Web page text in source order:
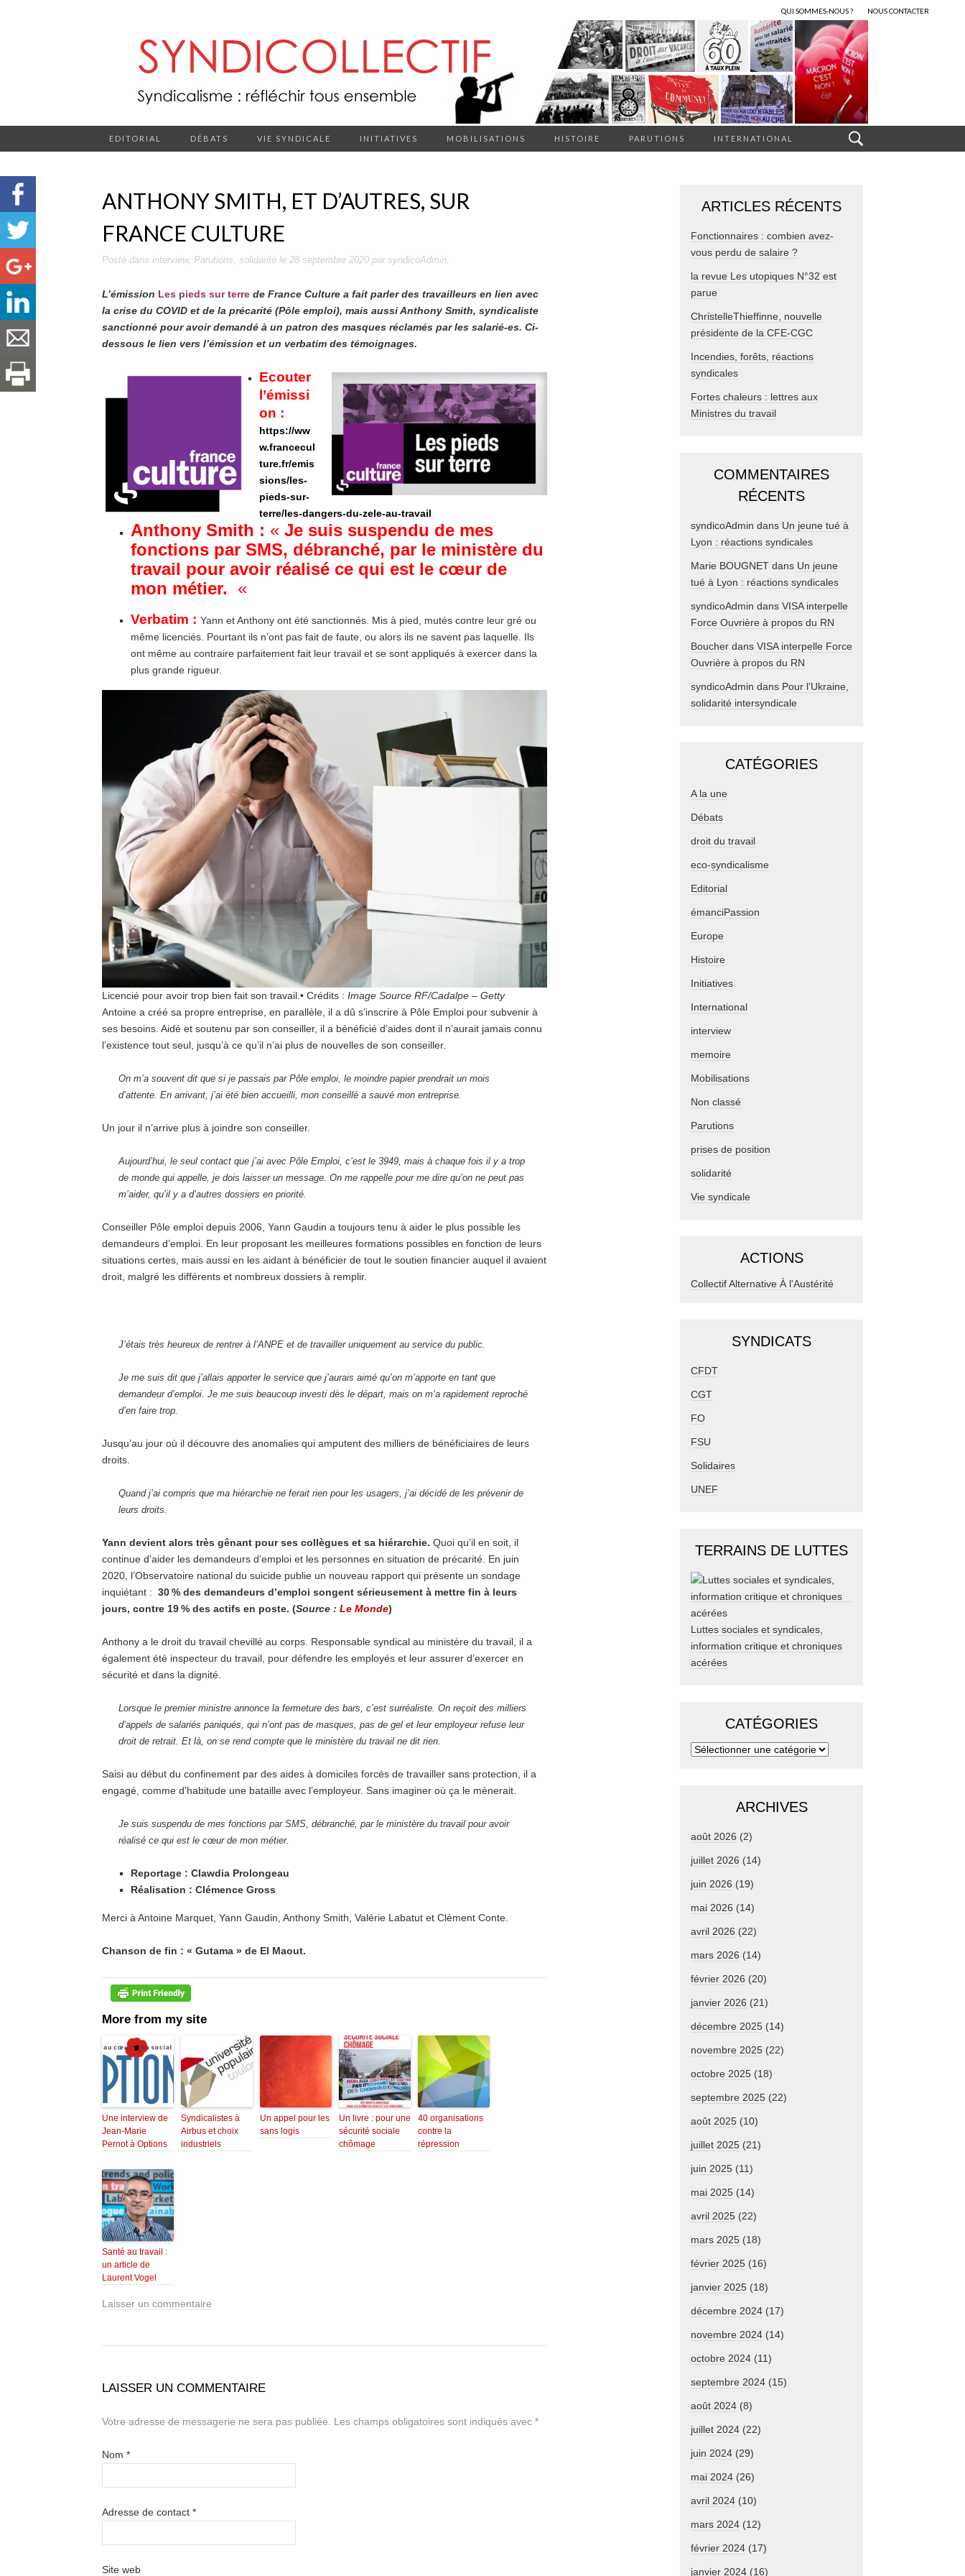
QUI SOMMES-NOUS ? NOUS CONTACTER
EDITORIAL DÉBATS VIE SYNDICALE INITIATIVES MOBILISATIONS HISTOIRE PARUTIONS INTERNATIONAL
ANTHONY SMITH, ET D’AUTRES, SUR
FRANCE CULTURE
Posté dans interview, Parutions, solidarité le 28 septembre 2020 par syndicoAdmin.
L’émission Les pieds sur terre de France Culture a fait parler des travailleurs en lien avec
la crise du COVID et de la précarité (Pôle emploi), mais aussi Anthony Smith, syndicaliste
sanctionné pour avoir demandé à un patron des masques réclamés par les salarié-es. Ci-
dessous le lien vers l’émission et un verbatim des témoignages.
Ecouter
l’émissi
on :
https://ww
w.francecul
ture.fr/emis
sions/les-
pieds-sur-
terre/les-dangers-du-zele-au-travail
Anthony Smith : « Je suis suspendu de mes
fonctions par SMS, débranché, par le ministère du
travail pour avoir réalisé ce qui est le cœur de
mon métier. «
Verbatim : Yann et Anthony ont été sanctionnés. Mis à pied, mutés contre leur gré ou
même licenciés. Pourtant ils n’ont pas fait de faute, ou alors ils ne savent pas laquelle. Ils
ont même au contraire parfaitement fait leur travail et se sont appliqués à exercer dans la
plus grande rigueur.
Licencié pour avoir trop bien fait son travail. • Crédits : Image Source RF/Cadalpe – Getty
Antoine a créé sa propre entreprise, en parallèle, il a dû s’inscrire à Pôle Emploi pour subvenir à
ses besoins. Aidé et soutenu par son conseiller, il a bénéficié d’aides dont il n’aurait jamais connu
l’existence tout seul, jusqu’à ce qu’il n’ai plus de nouvelles de son conseiller.
On m’a souvent dit que si je passais par Pôle emploi, le moindre papier prendrait un mois
d’attente. En arrivant, j’ai été bien accueilli, mon conseillé a sauvé mon entreprise.
Un jour il n’arrive plus à joindre son conseiller.
Aujourd’hui, le seul contact que j’ai avec Pôle Emploi, c’est le 3949, mais à chaque fois il y a trop
de monde qui appelle, je dois laisser un message. On me rappelle pour me dire qu’on ne peut pas
m’aider, qu’il y a d’autres dossiers en priorité.
Conseiller Pôle emploi depuis 2006, Yann Gaudin a toujours tenu à aider le plus possible les
demandeurs d’emploi. En leur proposant les meilleures formations possibles en fonction de leurs
situations certes, mais aussi en les aidant à bénéficier de tout le soutien financier auquel il avaient
droit, malgré les différents et nombreux dossiers à remplir.
J’étais très heureux de rentrer à l’ANPE et de travailler uniquement au service du public.
Je me suis dit que j’allais apporter le service que j’aurais aimé qu’on m’apporte en tant que
demandeur d’emploi . Je me suis beaucoup investi dès le départ, mais on m’a rapidement reproché
d’en faire trop.
Jusqu’au jour où il découvre des anomalies qui amputent des milliers de bénéficiaires de leurs
droits.
Quand j’ai compris que ma hiérarchie ne ferait rien pour les usagers, j’ai décidé de les prévenir de
leurs droits.
Yann devient alors très gênant pour ses collègues et sa hiérarchie. Quoi qu’il en soit, il
continue d’aider les demandeurs d’emploi et les personnes en situation de précarité. En juin
2020, l’Observatoire national du suicide publie un nouveau rapport qui présente un sondage
inquiétant : 30 % des demandeurs d’emploi songent sérieusement à mettre fin à leurs
jours, contre 19 % des actifs en poste. (Source : Le Monde)
Anthony a le droit du travail chevillé au corps. Responsable syndical au ministère du travail, il a
également été inspecteur du travail, pour défendre les employés et leur assurer d’exercer en
sécurité et dans la dignité.
Lorsque le premier ministre annonce la fermeture des bars, c’est surréaliste. On reçoit des milliers
d’appels de salariés paniqués, qui n’ont pas de masques, pas de gel et leur employeur refuse leur
droit de retrait. Et là, on se rend compte que le ministère du travail ne dit rien.
Saisi au début du confinement par des aides à domiciles forcés de travailler sans protection, il a
engagé, comme d’habitude une bataille avec l’employeur. Sans imaginer où ça le mènerait.
Je suis suspendu de mes fonctions par SMS, débranché, par le ministère du travail pour avoir
réalisé ce qui est le cœur de mon métier.
Reportage : Clawdia Prolongeau
Réalisation : Clémence Gross
Merci à Antoine Marquet, Yann Gaudin, Anthony Smith, Valérie Labatut et Clément Conte.
Chanson de fin : « Gutama » de El Maout.
More from my site
Une interview de
Jean-Marie
Pernot à Options
Syndicalistes à
Airbus et choix
industriels
Un appel pour les
sans logis
Un livre : pour une
sécurité sociale
chômage
40 organisations
contre la
répression
Santé au travail :
un article de
Laurent Vogel
Laisser un commentaire
LAISSER UN COMMENTAIRE
Votre adresse de messagerie ne sera pas publiée. Les champs obligatoires sont indiqués avec *
Nom *
Adresse de contact *
Site web
ARTICLES RÉCENTS
Fonctionnaires : combien avez-
vous perdu de salaire ?
la revue Les utopiques N°32 est
parue
ChristelleThieffinne, nouvelle
présidente de la CFE-CGC
Incendies, forêts, réactions
syndicales
Fortes chaleurs : lettres aux
Ministres du travail
COMMENTAIRES
RÉCENTS
syndicoAdmin dans Un jeune tué à
Lyon : réactions syndicales
Marie BOUGNET dans Un jeune
tué à Lyon : réactions syndicales
syndicoAdmin dans VISA interpelle
Force Ouvrière à propos du RN
Boucher dans VISA interpelle Force
Ouvrière à propos du RN
syndicoAdmin dans Pour l’Ukraine,
solidarité intersyndicale
CATÉGORIES
A la une
Débats
droit du travail
eco-syndicalisme
Editorial
émanciPassion
Europe
Histoire
Initiatives
International
interview
memoire
Mobilisations
Non classé
Parutions
prises de position
solidarité
Vie syndicale
ACTIONS
Collectif Alternative À l'Austérité
SYNDICATS
CFDT
CGT
FO
FSU
Solidaires
UNEF
TERRAINS DE LUTTES
Luttes sociales et syndicales,
information critique et chroniques
acérées
CATÉGORIES
ARCHIVES
août 2026 (2)
juillet 2026 (14)
juin 2026 (19)
mai 2026 (14)
avril 2026 (22)
mars 2026 (14)
février 2026 (20)
janvier 2026 (21)
décembre 2025 (14)
novembre 2025 (22)
octobre 2025 (18)
septembre 2025 (22)
août 2025 (10)
juillet 2025 (21)
juin 2025 (11)
mai 2025 (14)
avril 2025 (22)
mars 2025 (18)
février 2025 (16)
janvier 2025 (18)
décembre 2024 (17)
novembre 2024 (14)
octobre 2024 (11)
septembre 2024 (15)
août 2024 (8)
juillet 2024 (22)
juin 2024 (29)
mai 2024 (26)
avril 2024 (10)
mars 2024 (12)
février 2024 (17)
janvier 2024 (16)